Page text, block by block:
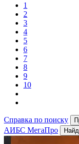
1
2
3
4
5
6
7
8
9
10
Справка по поиску
АИБС МегаПро